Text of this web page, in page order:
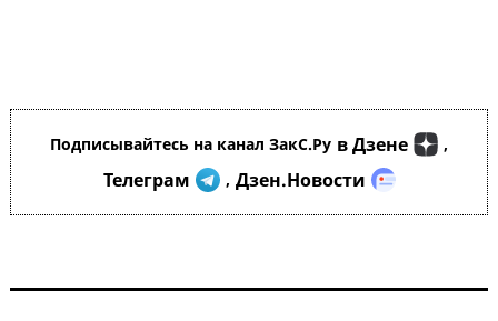
Подписывайтесь на канал ЗакС.Ру в Дзене ,
Телеграм , Дзен.Новости